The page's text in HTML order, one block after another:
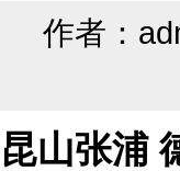
作者：
昆山张浦